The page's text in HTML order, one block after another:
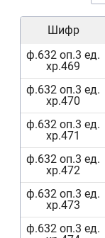
Шифр
ф.632 оп.3 ед.
хр.469
ф.632 оп.3 ед.
хр.470
ф.632 оп.3 ед.
хр.471
ф.632 оп.3 ед.
хр.472
ф.632 оп.3 ед.
хр.473
ф.632 оп.3 ед.